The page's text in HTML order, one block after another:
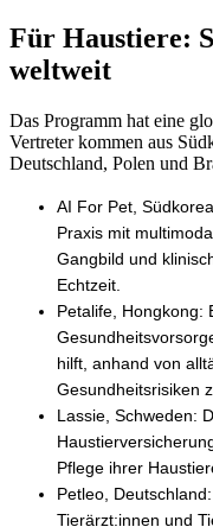
Für Haustiere:
weltweit
Das Programm hat eine
Vertreter kommen aus
Deutschland, Polen und
AI For Pet ,
Praxis mit
Gangbild und
Echtzeit.
Petalife ,
hilft, anhand von
Gesundheitsrisiken
Lassie , Schweden:
Pflege ihrer
Petleo ,
Tierärzt:innen und